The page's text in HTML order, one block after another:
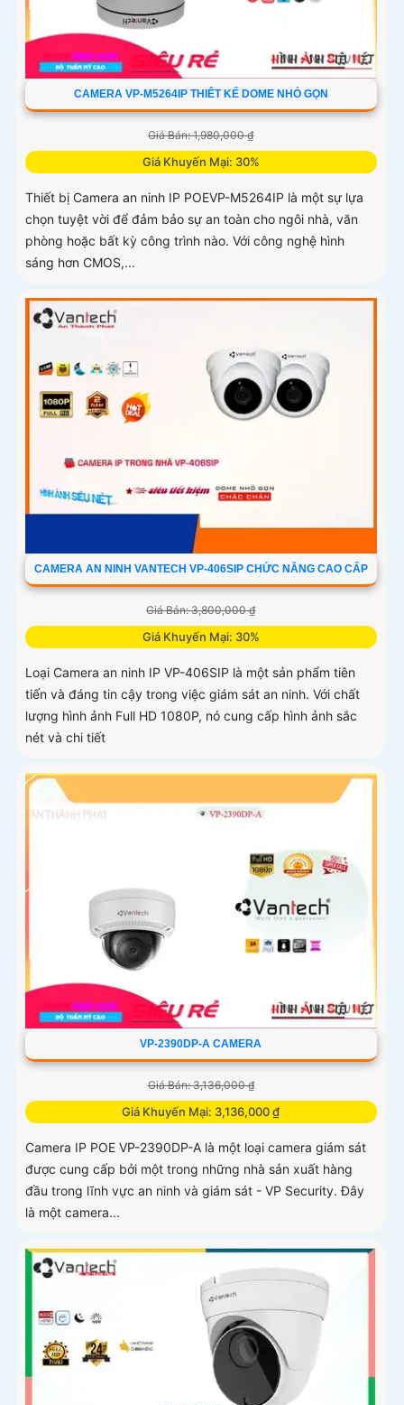
CAMERA VP-M5264IP THIÊT KẾ DOME NHỎ GỌN
Giá Bán: 1,980,000 ₫
Giá Khuyến Mại: 30%
Thiết bị Camera an ninh IP POEVP-M5264IP là một sự lựa
chọn tuyệt vời để đảm bảo sự an toàn cho ngôi nhà, văn
phòng hoặc bất kỳ công trình nào. Với công nghệ hình
sáng hơn CMOS,...
CAMERA AN NINH VANTECH VP-406SIP CHỨC NĂNG CAO CẤP
Giá Bán: 3,800,000 ₫
Giá Khuyến Mại: 30%
Loại Camera an ninh IP VP-406SIP là một sản phẩm tiên
tiến và đáng tin cậy trong việc giám sát an ninh. Với chất
lượng hình ảnh Full HD 1080P, nó cung cấp hình ảnh sắc
nét và chi tiết
VP-2390DP-A CAMERA
Giá Bán: 3,136,000 ₫
Giá Khuyến Mại: 3,136,000 ₫
Camera IP POE VP-2390DP-A là một loại camera giám sát
được cung cấp bởi một trong những nhà sản xuất hàng
đầu trong lĩnh vực an ninh và giám sát - VP Security. Đây
là một camera...